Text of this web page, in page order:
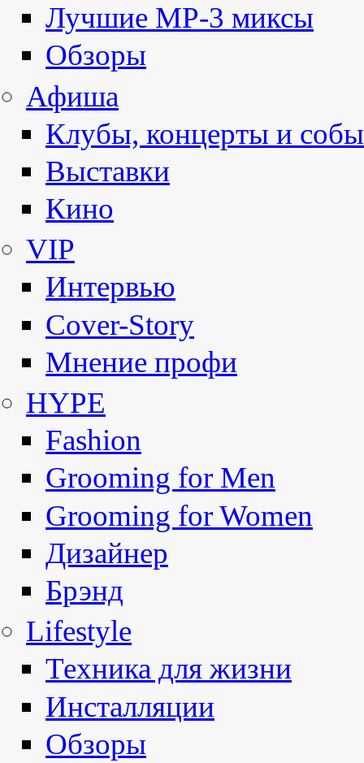
Лучшие MP-3 миксы
Обзоры
Афиша
Клубы, концерты и
Выставки
Кино
VIP
Интервью
Cover-Story
Мнение профи
HYPE
Fashion
Grooming for Men
Grooming for Women
Дизайнер
Брэнд
Lifestyle
Техника для жизни
Инсталляции
Обзоры